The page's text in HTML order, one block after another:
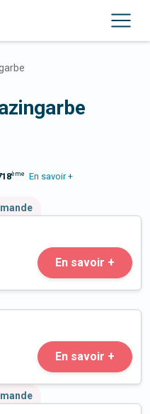
ème En savoir +
En savoir +
En savoir +